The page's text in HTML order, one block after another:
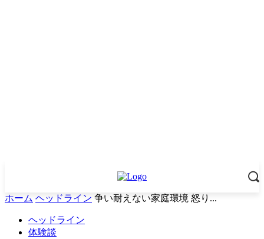
ホーム ヘッドライン 争い耐えない家庭環境 怒り...
ヘッドライン
体験談